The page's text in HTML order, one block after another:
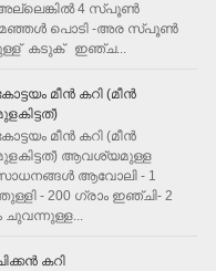
4 സ്പൂണ്‍
മഞ്ഞൾ പൊടി -അര സ്പൂണ്‍
കടുക് ഇഞ്ച...
മീന്‍ കറി (മീന്‍
മീന്‍ കറി (മീന്‍
ആവശ്യമുള്ള
ആവോലി - 1
- 200 ഗ്രാം ഇഞ്ചി- 2
ചുവന്നുള്ള...
കറി